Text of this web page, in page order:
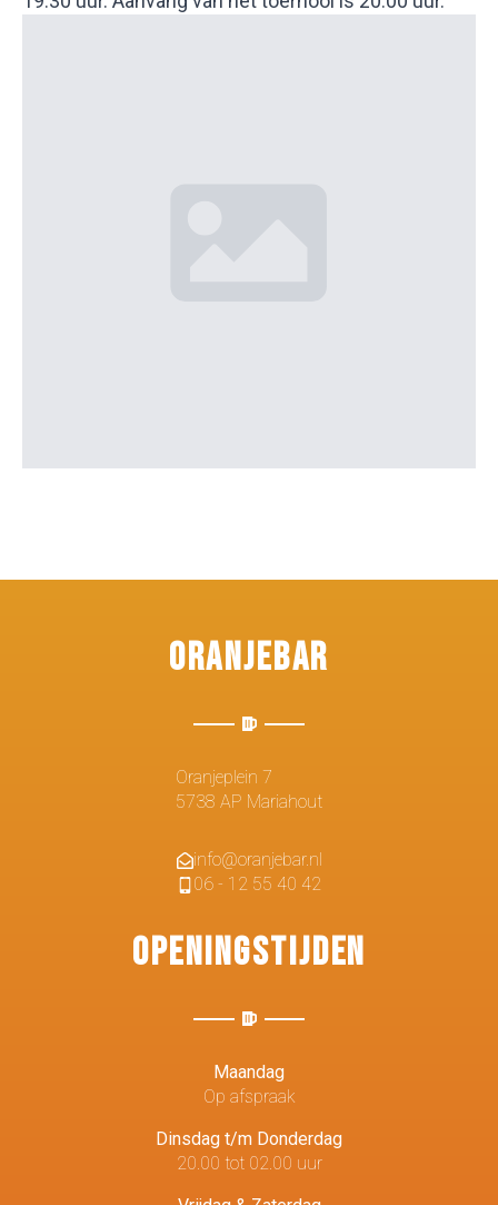
Oranjebar
Oranjeplein 7
5738 AP Mariahout
info@oranjebar.nl
06 - 12 55 40 42
Openingstijden
Maandag
Op afspraak
Dinsdag t/m Donderdag
20.00 tot 02.00 uur